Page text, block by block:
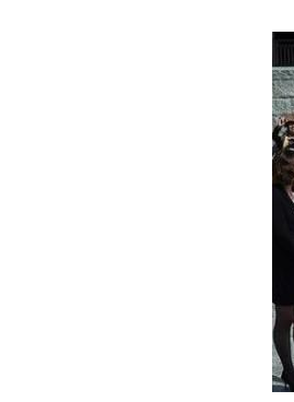
台灣彩券開獎直
LIVE三立+24小
三立iNEWS新聞
商場戰國來臨
台彩父親節推新
「拍片人的多重
8國球員齊聚高
理想混蛋號召粉